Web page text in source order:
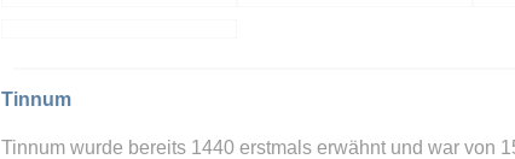
Tinnum
Tinnum wurde bereits 1440 erstmals erwähnt und war von